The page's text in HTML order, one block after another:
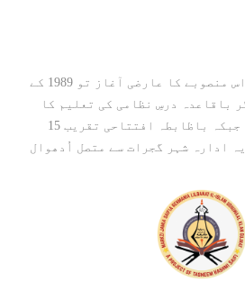
محترمہ تسنیم ہاشمی کے اس منصوبے کا عارضی آغاز تو 1989 کے
باقاعدہ درسِ نظامی کی تعلیم کا
آغاز 15 مئی1991 کو ہوا۔ جبکہ باظابطہ افتتاحی تقریب 15
یہ ادارہ شہر گجرات سے متصل اُدھوال